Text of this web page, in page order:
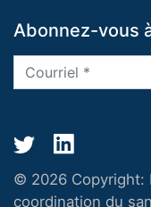
Abonnez-vous
© 2026 Copyright:
coordination du